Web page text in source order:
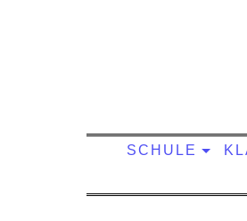
SCHULE